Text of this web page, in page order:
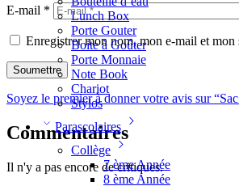
Lunch Box
Porte Gouter
Boite à Goûter
Porte Monnaie
Note Book
Chariot
Stylos
Parascolaires
Collège
7 ème Année
8 ème Année
E-mail *
Enregistrer mon nom, mon e-mail et
Soyez le premier à donner votre avis sur
Commentaires
Il n'y a pas encore de critiques.